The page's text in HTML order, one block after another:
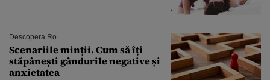
Descopera.ro
Scenariile minții. Cum să îți
stăpânești gândurile negative și
anxietatea